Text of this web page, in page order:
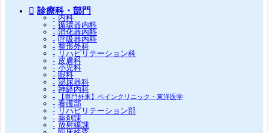
診療科・部門
内科
循環器内科
消化器内科
呼吸器内科
整形外科
リハビリテーション科
皮膚科
小児科
眼科
泌尿器科
神経内科
【専門外来】ペインクリニック・東洋医学
看護部
リハビリテーション部
薬剤課
放射線課